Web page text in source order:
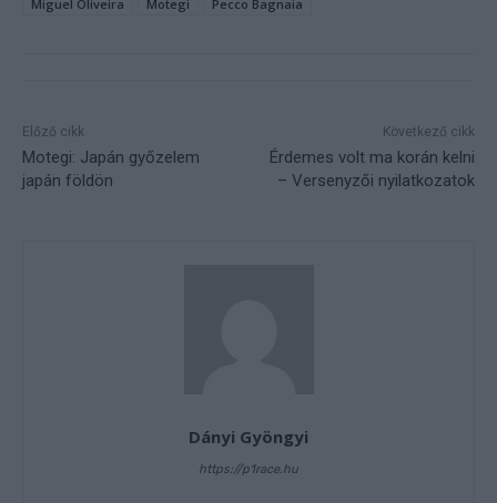
Miguel Oliveira Motegi Pecco Bagnaia
Előző cikk
Motegi: Japán győzelem
japán földön
Következő cikk
Érdemes volt ma korán kelni
– Versenyzői nyilatkozatok
Dányi Gyöngyi
https://p1race.hu